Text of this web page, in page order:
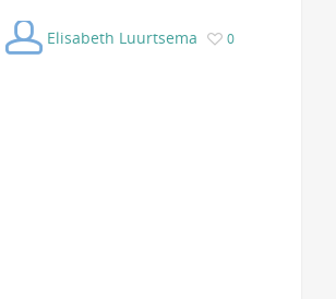
Elisabeth Luurtsema 0